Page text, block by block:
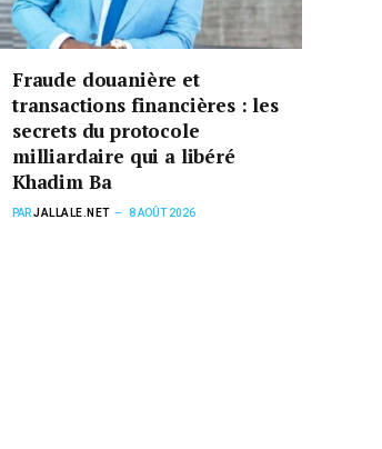
Fraude douanière et
transactions financières : les
secrets du protocole
milliardaire qui a libéré
Khadim Ba
PARJALLALE.NET 8 AOÛT 2026